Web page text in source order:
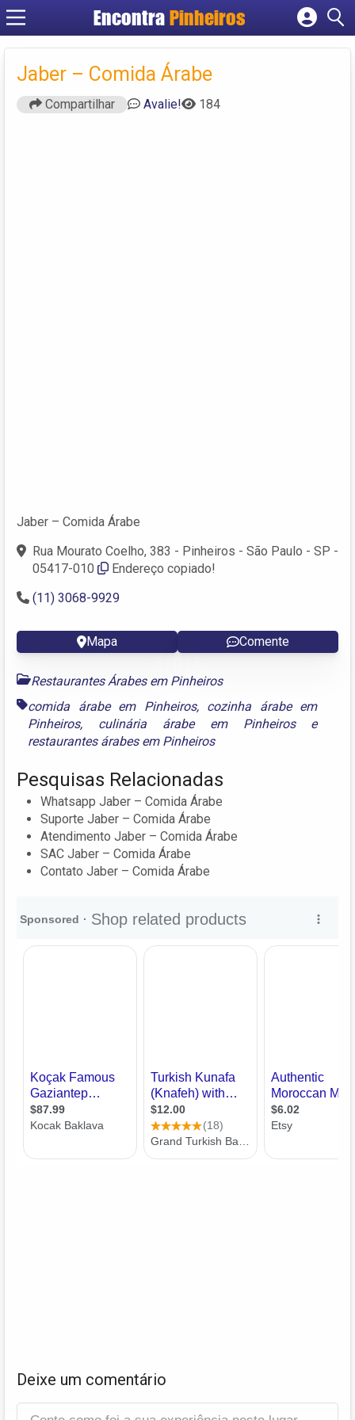
EncontraPinheiros
Cadastrar empresa
Fazer login
Criar conta
Jaber – Comida Árabe
Compartilhar Avalie! 184
Jaber – Comida Árabe
Rua Mourato Coelho, 383 - Pinheiros - São Paulo - SP -
05417-010
Endereço copiado!
(11) 3068-9929
Mapa Comente
Restaurantes Árabes em Pinheiros
comida árabe em Pinheiros, cozinha árabe em
Pinheiros, culinária árabe em Pinheirose
restaurantes árabes em Pinheiros
Pesquisas Relacionadas
Whatsapp Jaber – Comida Árabe
Suporte Jaber – Comida Árabe
Atendimento Jaber – Comida Árabe
SAC Jaber – Comida Árabe
Contato Jaber – Comida Árabe
Deixe um comentário